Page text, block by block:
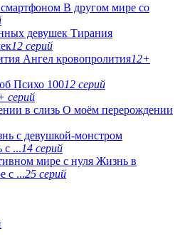
В другом мире со
Тирания
12 серий
Ангел кровопролития12+
Психо 10012 серий
серий
О моём перерождении
с ...14 серий
Жизнь в
с ...25 серий